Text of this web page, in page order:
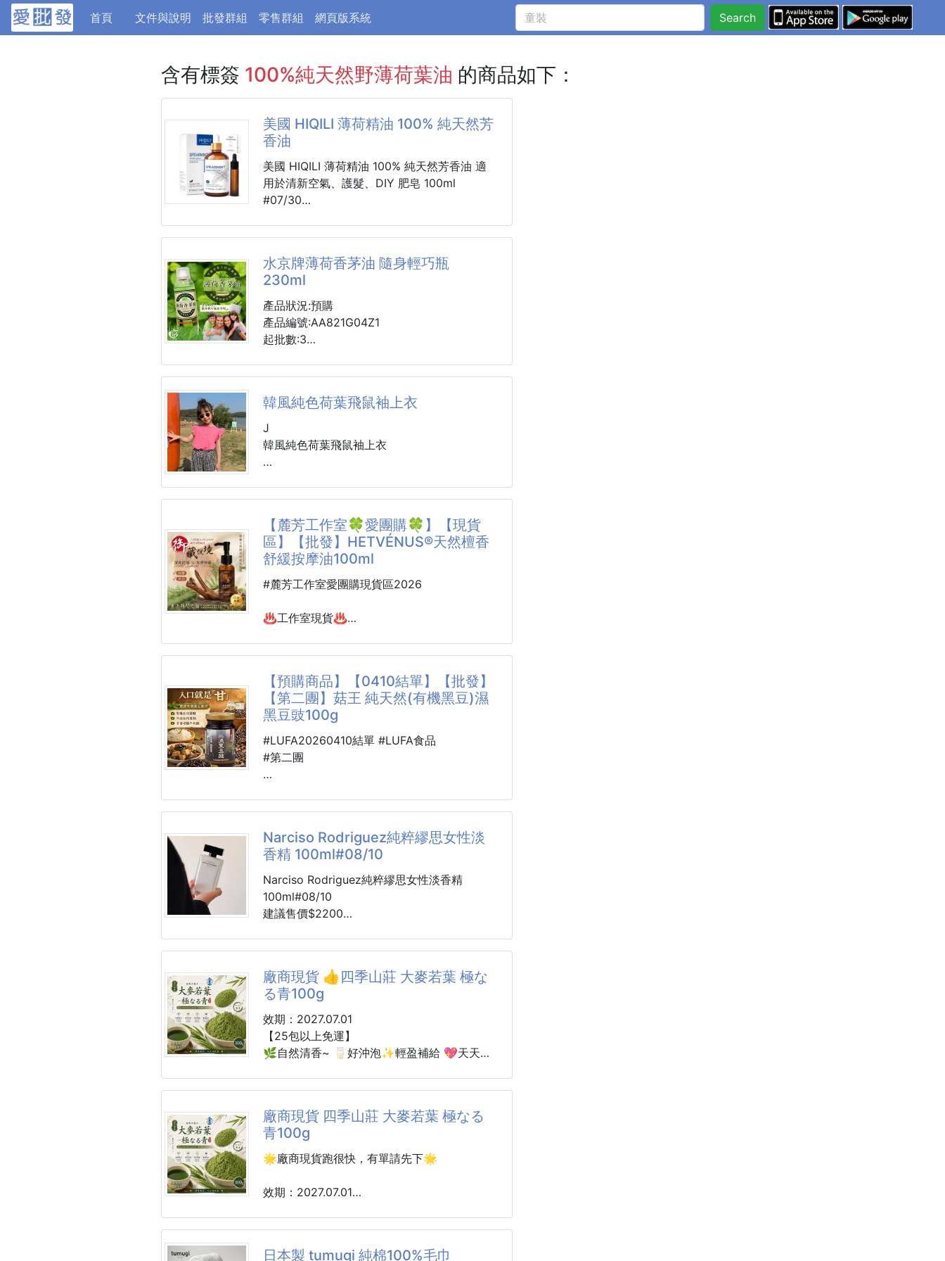
首頁(current)文件與說明 批發群組 零售群組 網頁版系統 Search
含有標簽 100%純天然野薄荷葉油 的商品如下：
美國 HIQILI 薄荷精油 100% 純天然芳
香油
美國 HIQILI 薄荷精油 100% 純天然芳香油 適
用於清新空氣、護髮、DIY 肥皂 100ml
#07/30
間醒腦提神！
☘️頭昏腦漲、壓力大？滴一滴薄荷精油按摩太
陽穴，馬上舒緩！
🌿鼻塞不舒服的時候，用它擴香，呼吸立刻變
順暢
有幫助。
身帶著超方便！
🌱清新提神：強烈清涼感，有助於驅散疲勞、
提升精神。
🪴舒緩頭部不適：常用於按摩太陽穴，幫助減
緩緊繃感。
🌱幫助呼吸：清爽薄荷香氣能暢通呼吸道
水京牌薄荷香茅油 隨身輕巧瓶
230ml
產品狀況:預購
產品編號:AA821G04Z1
起批數:3
介紹你這款獨一無二👇🏻
水京牌🍃薄荷香茅油🍃
既不刺鼻又能給您一層安心的防護❤️❤
⭐️全家外出旅行， 踏青露營
薄荷香茅油 是您最好的選擇！💪🏻
MIT 台灣製造🇹🇼
優質嚴格把關✅完全讓你加倍放心使用💯
蚊香、殺蟲劑，都添加化學藥劑⚠️⚠️
聞久了對人體或者環境都是一種傷害⛔️
超推薦這一罐，經濟又實惠💰
給他大量的噴下去，完全不心疼💦💦💦
⭐️薄荷香茅油⭐️不含化學香芬劑🌈
長
韓風純色荷葉飛鼠袖上衣
J
韓風純色荷葉飛鼠袖上衣
不過時的時髦感
任意搭配下半身都好看
每個顏色都好看 直接包色了啦!!!
尺寸:90,100,110,120,130,140
#版型正常
【麓芳工作室🍀愛團購🍀】【現貨
區】【批發】HETVÉNUS®天然檀香
舒緩按摩油100ml
#麓芳工作室愛團購現貨區2026
♨️工作室現貨♨️
❌❌不用久等❌❌
-----------------------------------------------
----
📦 庫存數量：1瓶
🉑 有效日期：2029.01.25
💎 HETVÉNUS®御藏悅境
舒緩按摩油100ml 260424-20
※廠商控價…零售價不可低於$115
✅把六星級SPA搬回家，只需要這瓶
【預購商品】【0410結單】【批發】
【第二團】菇王 純天然(有機黑豆)濕
黑豆豉100g
#LUFA20260410結單 #LUFA食品
#第二團
🏆有機黑豆×古法發酵×台灣老字號品牌
😋有機黑豆古法發酵，入口先甘‼️
👍一入口不是鹹，是甘。
👍吞下後留在舌尖的，是溫潤的甘韻。
這就是菇王濕黑豆豉，最迷人的地方。嚴選有
機黑豆，遵循古法自然發酵工藝，時間慢慢釀
鹹，是甘中帶鹹。不是嗆味，是溫潤回甘，這
就是菇王老字號的「甘」功夫！
菇王懂得：
👉真正好的黑豆豉，不是靠鹽，是靠發酵的
Narciso Rodriguez純粹繆思女性淡
香精 100ml#08/10
Narciso Rodriguez純粹繆思女性淡香精
100ml#08/10
建議售價$2200
這瓶就是清純白月光
以品牌最具代表性的麝香為核心，揉合前調橙
花的清甜與茉莉的淡雅交織，後調喀什米爾木
香的溫暖氣息，層次濃度剛剛好，噴上即有滿
滿的安全感，溫柔又充滿女性魅力。
整體是乾淨、貼在皮膚上的體香感，極簡的黑
疊香都迷人，無論日常、約會或重要場合，都
能展現優雅自信的高級香氣。
前調：橙花
後調：喀什米爾木
主要來源為國內免稅、國外免稅、國內專櫃
廠商現貨 👍四季山莊 大麥若葉 極な
る青100g
效期：2027.07.01
【25包以上免運】
🌿自然清香~ 🥛好沖泡✨輕盈補給 💖天天好
把健康變成一個簡單小習慣💖
每天一杯，開啟清爽有活力的生活節奏～✨
🌿細緻粉末好沖泡，自然清香順口不負擔💯
這款 大麥若葉-極なる青 真的很適合每天常
廠商現貨 四季山莊 大麥若葉 極なる
青100g
🌟廠商現貨跑很快，有單請先下🌟
效期：2027.07.01
日本製 tumugi 純棉100%毛巾